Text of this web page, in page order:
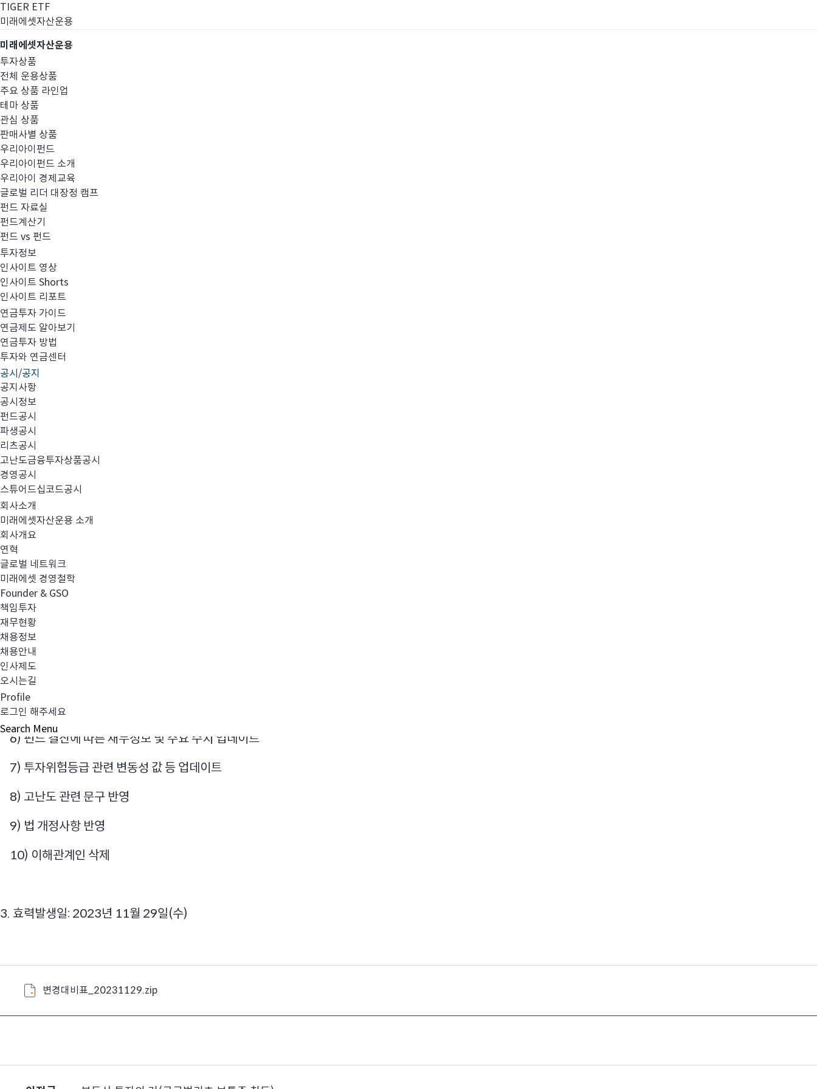
TIGER ETF
미래에셋자산운용
미래에셋자산운용
투자상품
전체 운용상품
주요 상품 라인업
테마 상품
관심 상품
판매사별 상품
우리아이펀드
우리아이펀드 소개
우리아이 경제교육
글로벌 리더 대장정 캠프
펀드 자료실
펀드계산기
펀드 vs 펀드
투자정보
인사이트 영상
인사이트 Shorts
인사이트 리포트
연금투자 가이드
연금제도 알아보기
연금투자 방법
투자와 연금센터
공시/공지
공지사항
공시정보
펀드공시
파생공시
리츠공시
고난도금융투자상품공시
경영공시
스튜어드십코드공시
회사소개
미래에셋자산운용 소개
회사개요
연혁
글로벌 네트워크
미래에셋 경영철학
Founder & GSO
책임투자
재무현황
채용정보
채용안내
인사제도
오시는길
Profile
로그인 해주세요
Search Menu
펀드공시
집합투자규약 및 투자설명서 변경의 건
다음과 같이 정정사항에 대해 안내 드리오니 투자에 참고 부탁드립니다.
- 다 음 -
1. 대상펀드: 미래에셋상생플러스증권자투자신탁(채권혼합) 등 38건
2. 변경 사항:
1) 운용역 변경
2) 발기인 정보 변경
3) 모투자신탁 투자대상자산 취득한도 변경
4) 투자대상자산 추가
5) 모투자신탁 투자대상자산 추가
6) 펀드 결산에 따른 재무정보 및 주요 수치 업데이트
7) 투자위험등급 관련 변동성 값 등 업데이트
8) 고난도 관련 문구 반영
9) 법 개정사항 반영
10) 이해관계인 삭제
3. 효력발생일: 2023년 11월 29일(수)
변경대비표_20231129.zip